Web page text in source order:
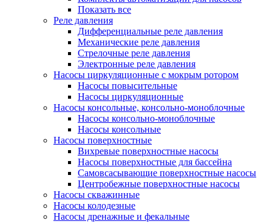
Показать все
Реле давления
Дифференциальные реле давления
Механические реле давления
Стрелочные реле давления
Электронные реле давления
Насосы циркуляционные с мокрым ротором
Насосы повысительные
Насосы циркуляционные
Насосы консольные, консольно-моноблочные
Насосы консольно-моноблочные
Насосы консольные
Насосы поверхностные
Вихревые поверхностные насосы
Насосы поверхностные для бассейна
Самовсасывающие поверхностные насосы
Центробежные поверхностные насосы
Насосы скважинные
Насосы колодезные
Насосы дренажные и фекальные